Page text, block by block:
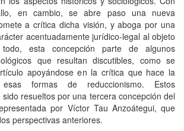
en cambio, se abre paso una nueva
a crítica dicha visión, y aboga por una
acentuadamente jurídico-legal al objeto
esta concepción parte de algunos
que resultan discutibles, como se
apoyándose en la crítica que hace la
formas de reduccionismo. Estos
resueltos por una tercera concepción del
por Víctor Tau Anzoátegui, que
perspectivas anteriores.